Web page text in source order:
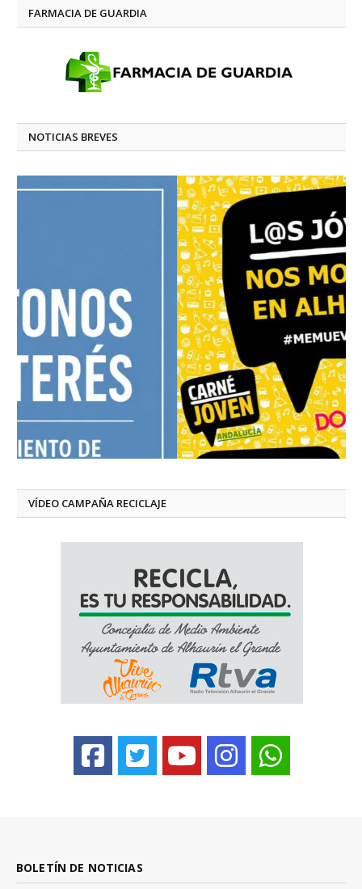
FARMACIA DE GUARDIA
NOTICIAS BREVES
VÍDEO CAMPAÑA RECICLAJE
BOLETÍN DE NOTICIAS